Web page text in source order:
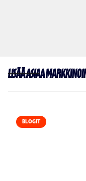
Lisää asiaa
BLOGIT